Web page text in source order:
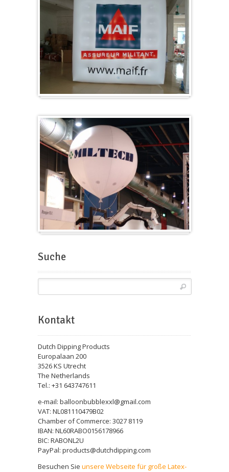
Suche
Kontakt
Dutch Dipping Products
Europalaan 200
3526 KS Utrecht
The Netherlands
Tel.: +31 643747611
e-mail: balloonbubblexxl@gmail.com
VAT: NL081110479B02
Chamber of Commerce: 3027 8119
IBAN: NL60RABO0156178966
BIC: RABONL2U
PayPal: products@dutchdipping.com
Besuchen Sie unsere Webseite für große Latex-